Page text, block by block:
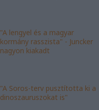
"A lengyel és a magyar
kormány rasszista" - Juncker
nagyon kiakadt
"A Soros-terv pusztította ki a
dinoszauruszokat is"